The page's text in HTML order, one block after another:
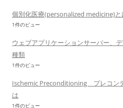
個別化医療(personalized medicine)と
1件のビュー
ウェブアプリケーションサーバー、
種類
1件のビュー
Ischemic Preconditioning プレコン
は
1件のビュー